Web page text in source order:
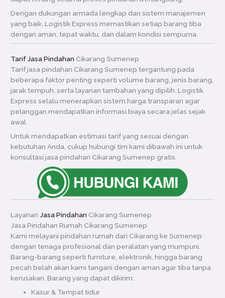
Dengan dukungan armada lengkap dan sistem manajemen
yang baik, Logistik Express memastikan setiap barang tiba
dengan aman, tepat waktu, dan dalam kondisi sempurna.
Tarif Jasa Pindahan Cikarang Sumenep
Tarif jasa pindahan Cikarang Sumenep tergantung pada
beberapa faktor penting seperti volume barang, jenis barang,
jarak tempuh, serta layanan tambahan yang dipilih. Logistik
Express selalu menerapkan sistem harga transparan agar
pelanggan mendapatkan informasi biaya secara jelas sejak
awal.
Untuk mendapatkan estimasi tarif yang sesuai dengan
kebutuhan Anda, cukup hubungi tim kami dibawah ini untuk
konsultasi jasa pindahan Cikarang Sumenep gratis.
LayananJasa Pindahan Cikarang Sumenep
Jasa Pindahan Rumah Cikarang Sumenep
Kami melayani pindahan rumah dari Cikarang ke Sumenep
dengan tenaga profesional dan peralatan yang mumpuni.
Barang-barang seperti furniture, elektronik, hingga barang
pecah belah akan kami tangani dengan aman agar tiba tanpa
kerusakan. Barang yang dapat dikirim:
Kasur & Tempat tidur